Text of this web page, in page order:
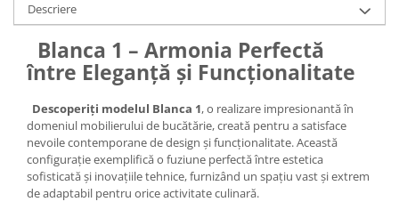
Descriere
Blanca 1 – Armonia Perfectă
între Eleganță și Funcționalitate
Descoperiți modelul Blanca 1, o realizare impresionantă în
domeniul mobilierului de bucătărie, creată pentru a satisface
nevoile contemporane de design și funcționalitate. Această
configurație exemplifică o fuziune perfectă între estetica
sofisticată și inovațiile tehnice, furnizând un spațiu vast și extrem
de adaptabil pentru orice activitate culinară.